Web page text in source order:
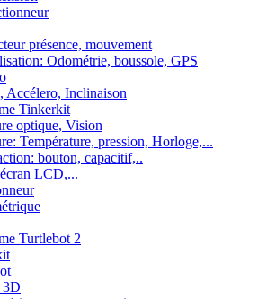
présence, mouvement
Odométrie, boussole, GPS
Accélero, Inclinaison
Tinkerkit
optique, Vision
Température, pression, Horloge,...
bouton, capacitif,..
LCD,...
Turtlebot 2
3D